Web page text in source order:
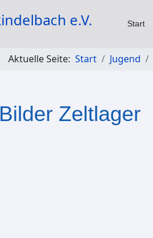
Start
Aktuelle Seite: Start Jugend
Bilder Zeltlager